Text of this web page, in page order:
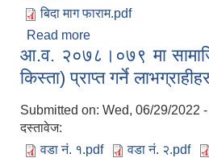
बिदा माग फाराम.pdf
Read more
आ.व. २०७८।०७९ मा
किस्ता) प्राप्त गर्ने
Submitted on: Wed, 06/29/2022
दस्तावेज:
वडा नं. १.pdf
वडा नं. २.pdf